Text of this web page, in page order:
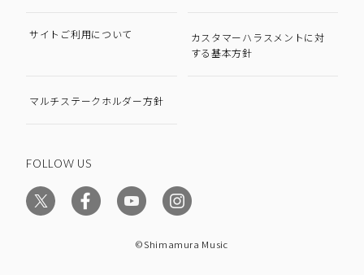
サイトご利用について
カスタマーハラスメントに対
する基本方針
マルチステークホルダー方針
FOLLOW US
©Shimamura Music